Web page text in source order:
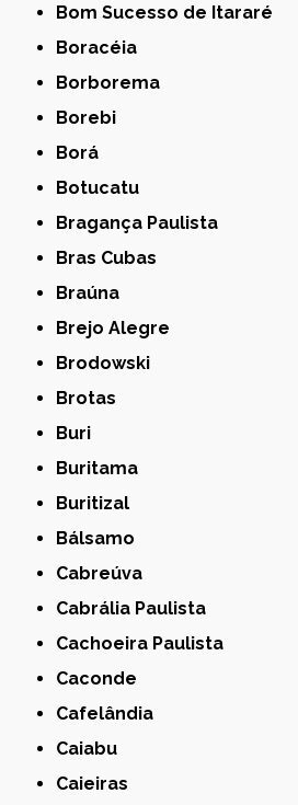
Bom Sucesso de Itararé
Boracéia
Borborema
Borebi
Borá
Botucatu
Bragança Paulista
Bras Cubas
Braúna
Brejo Alegre
Brodowski
Brotas
Buri
Buritama
Buritizal
Bálsamo
Cabreúva
Cabrália Paulista
Cachoeira Paulista
Caconde
Cafelândia
Caiabu
Caieiras